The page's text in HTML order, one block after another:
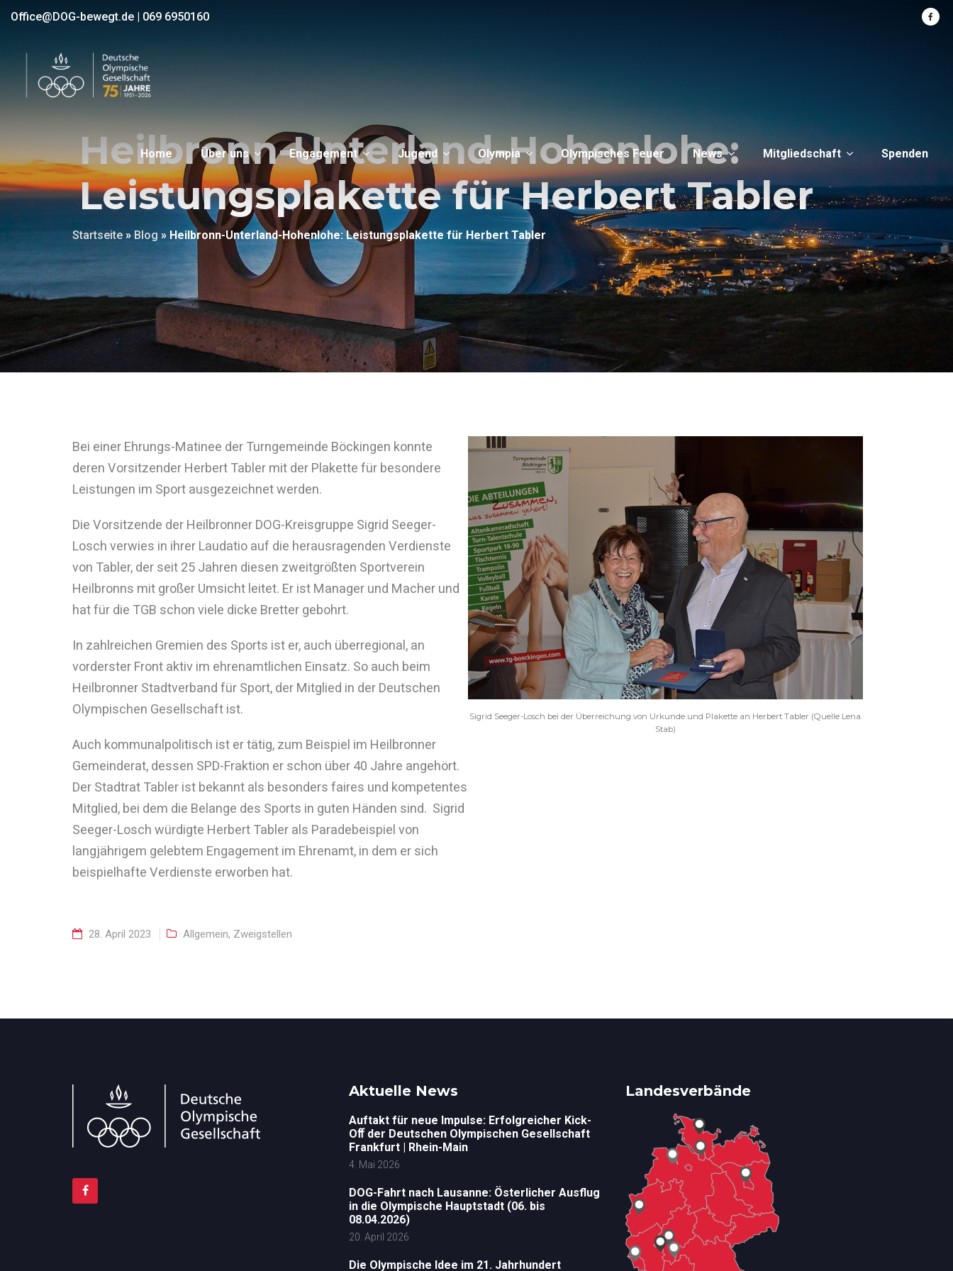
Office@DOG-bewegt.de | 069 6950160
Home Über uns Engagement Jugend Olympia Olympisches Feuer News Mitgliedschaft Spenden
Heilbronn-Unterland-Hohenlohe:
Leistungsplakette für Herbert Tabler
Startseite » Blog » Heilbronn-Unterland-Hohenlohe: Leistungsplakette für Herbert Tabler
Bei einer Ehrungs-Matinee der Turngemeinde Böckingen konnte
deren Vorsitzender Herbert Tabler mit der Plakette für besondere
Leistungen im Sport ausgezeichnet werden.
Die Vorsitzende der Heilbronner DOG-Kreisgruppe Sigrid Seeger-
Losch verwies in ihrer Laudatio auf die herausragenden Verdienste
von Tabler, der seit 25 Jahren diesen zweitgrößten Sportverein
Heilbronns mit großer Umsicht leitet. Er ist Manager und Macher und
hat für die TGB schon viele dicke Bretter gebohrt.
In zahlreichen Gremien des Sports ist er, auch überregional, an
vorderster Front aktiv im ehrenamtlichen Einsatz. So auch beim
Heilbronner Stadtverband für Sport, der Mitglied in der Deutschen
Olympischen Gesellschaft ist.
Auch kommunalpolitisch ist er tätig, zum Beispiel im Heilbronner
Gemeinderat, dessen SPD-Fraktion er schon über 40 Jahre angehört.
Der Stadtrat Tabler ist bekannt als besonders faires und kompetentes
Mitglied, bei dem die Belange des Sports in guten Händen sind. Sigrid
Seeger-Losch würdigte Herbert Tabler als Paradebeispiel von
langjährigem gelebtem Engagement im Ehrenamt, in dem er sich
beispielhafte Verdienste erworben hat.
Sigrid Seeger-Losch bei der Überreichung von Urkunde und Plakette an Herbert Tabler (Quelle Lena
Stab)
28. April 2023 Allgemein, Zweigstellen
Aktuelle News
Auftakt für neue Impulse: Erfolgreicher Kick-
Oﬀ der Deutschen Olympischen Gesellschaft
Frankfurt | Rhein-Main
4. Mai 2026
DOG-Fahrt nach Lausanne: Österlicher Ausflug
in die Olympische Hauptstadt (06. bis
08.04.2026)
20. April 2026
Die Olympische Idee im 21. Jahrhundert
Landesverbände